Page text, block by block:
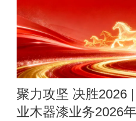
聚力攻坚 决胜2026
业木器漆业务2026